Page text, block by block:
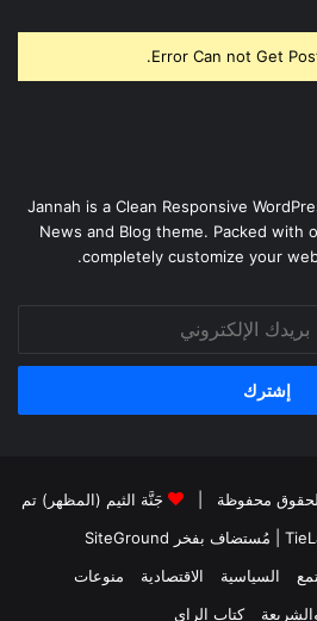
Error Can not Get
Jannah is a Clean Responsive
News and Blog theme. Packed with
completely customize your
جَنَّة الثيم (المظهر) تم
| مُستضاف بفخر SiteGround
السياسية الاقتصادية
منوعات
كتاب الراى